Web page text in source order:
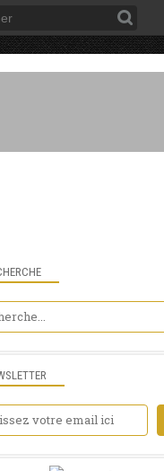
PYRÉNÉES
RÉGION NOUVELLE